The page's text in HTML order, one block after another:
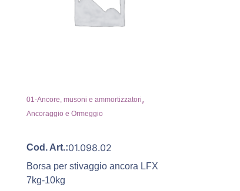
01-Ancore, musoni e ammortizzatori,
Ancoraggio e Ormeggio
Cod. Art.:01.098.02
Borsa per stivaggio ancora LFX
7kg-10kg